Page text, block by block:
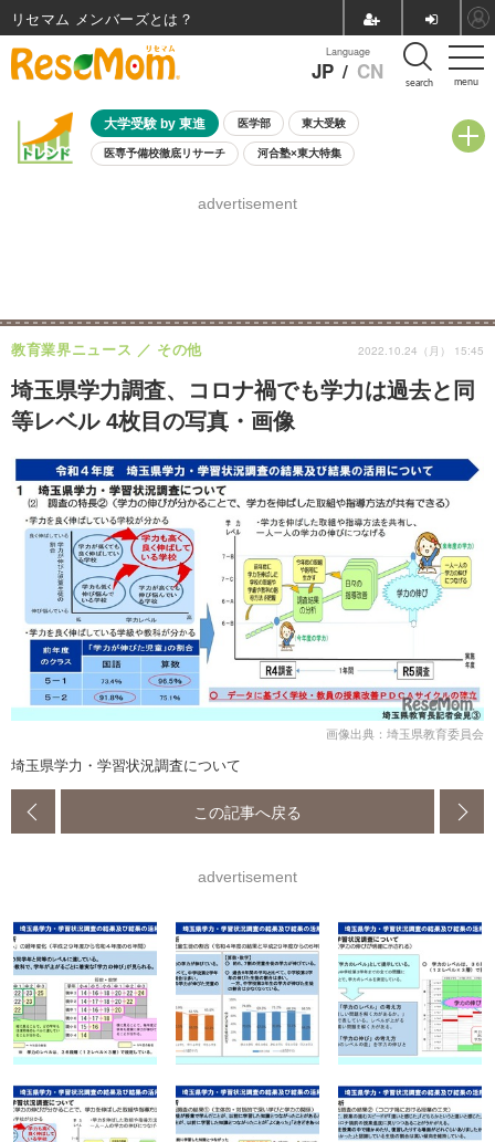
menu
Language
JP / CN search
大学受験 by 東進 医学部 東大受験
医専予備校徹底リサーチ 河合塾×東大特集
8月開催学校説明会・相談会
advertisement
埼玉県学力調査、コロナ禍でも学力は過去と同
等レベル 4枚目の写真・画像
教育業界ニュース その他 2022.10.24（月） 15:45
画像出典：埼玉県教育委員会
埼玉県学力・学習状況調査について
この記事へ戻る
advertisement
リセマム メンバーズ